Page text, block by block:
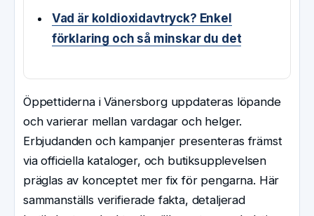
Vad är koldioxidavtryck? Enkel
förklaring och så minskar du det
Öppettiderna i Vänersborg uppdateras löpande
och varierar mellan vardagar och helger.
Erbjudanden och kampanjer presenteras främst
via officiella kataloger, och butiksupplevelsen
präglas av konceptet mer fix för pengarna. Här
sammanställs verifierade fakta, detaljerad